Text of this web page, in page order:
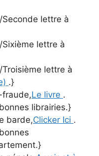
Seconde lettre à
Sixième lettre à
Troisième lettre à
.}
fraude,Le livre .
librairies.}
barde,Clicker Ici .